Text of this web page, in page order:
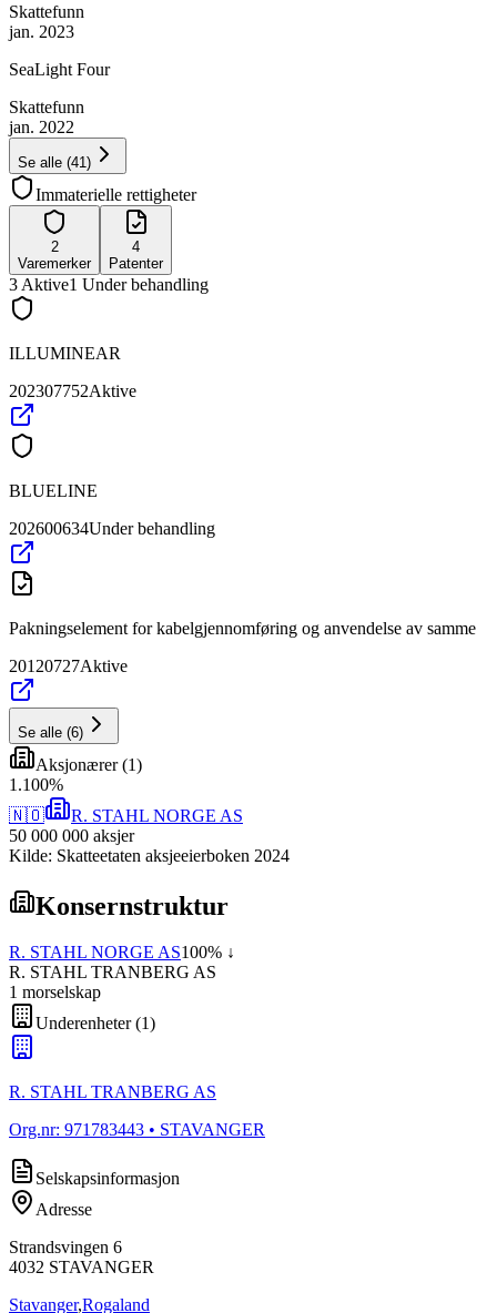
Skattefunn
jan. 2023
SeaLight Four
Skattefunn
jan. 2022
Se alle (41)
Immaterielle rettigheter
2
Varemerker
4
Patenter
3 Aktive1 Under behandling
ILLUMINEAR
202307752Aktive
BLUELINE
202600634Under behandling
Pakningselement for kabelgjennomføring og anvendelse av samme
20120727Aktive
Se alle (6)
Aksjonærer(1)
1 .100%
🇳🇴
R. STAHL NORGE AS
50 000 000 aksjer
Kilde: Skatteetaten aksjeeierboken 2024
Konsernstruktur
R. STAHL NORGE AS100% ↓
R. STAHL TRANBERG AS
1 morselskap
Underenheter(1)
R. STAHL TRANBERG AS
Org.nr: 971783443 • STAVANGER
Selskapsinformasjon
Adresse
Strandsvingen 6
4032 STAVANGER
Stavanger,Rogaland